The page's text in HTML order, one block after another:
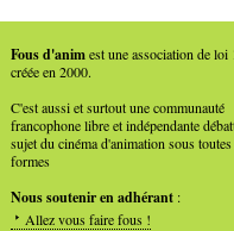
Fous d'animest une association de loi
créée en 2000.
C'est aussi et surtout une communauté
francophone libre et indépendante
sujet du cinéma d'animation sous toutes
formes
Nous soutenir en adhérant :
Allez vous faire fous !